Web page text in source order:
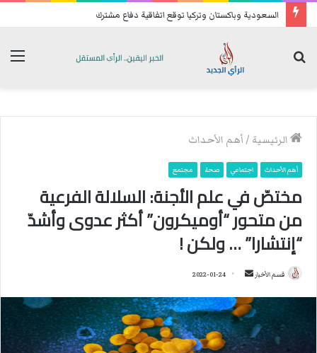
السعودية وباكستان وتركيا توقع اتفاقية دفاع مشترك
الرئيسية /أهم الأحداث
أهم الأحداث اجتماعي صحة مجتمع
مختصّ في علم الأجنة: السلالة الفرعية
من متحور “أوميكرون” أكثر عدوى وأشدّ
“إنتشارا” … ولكن !
قسم الأخبار
س
ل
ب
2022-01-24